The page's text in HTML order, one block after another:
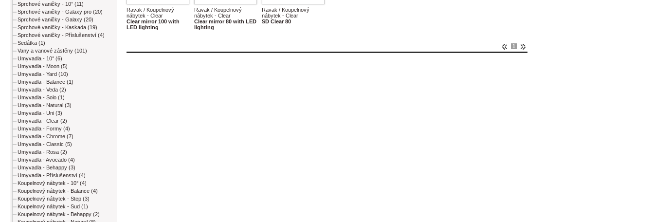
Sprchové vaničky - 10° (11)
Sprchové vaničky - Galaxy pro (20)
Sprchové vaničky - Galaxy (20)
Sprchové vaničky - Kaskada (19)
Sprchové vaničky - Příslušenství (4)
Sedátka (1)
Vany a vanové zástěny (101)
Umyvadla - 10° (6)
Umyvadla - Moon (5)
Umyvadla - Yard (10)
Umyvadla - Balance (1)
Umyvadla - Veda (2)
Umyvadla - Solo (1)
Umyvadla - Natural (3)
Umyvadla - Uni (3)
Umyvadla - Clear (2)
Umyvadla - Formy (4)
Umyvadla - Chrome (7)
Umyvadla - Classic (5)
Umyvadla - Rosa (2)
Umyvadla - Avocado (4)
Umyvadla - Behappy (3)
Umyvadla - Příslušenství (4)
Koupelnový nábytek - 10° (4)
Koupelnový nábytek - Balance (4)
Koupelnový nábytek - Step (3)
Koupelnový nábytek - Sud (1)
Koupelnový nábytek - Behappy (2)
Ravak / Koupelnový
nábytek - Clear
Clear mirror 100 with
LED lighting
Ravak / Koupelnový
nábytek - Clear
Clear mirror 80 with LED
lighting
Ravak / Koupelnový
nábytek - Clear
SD Clear 80
1